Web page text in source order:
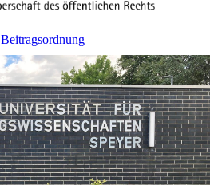
Beitragsordnung